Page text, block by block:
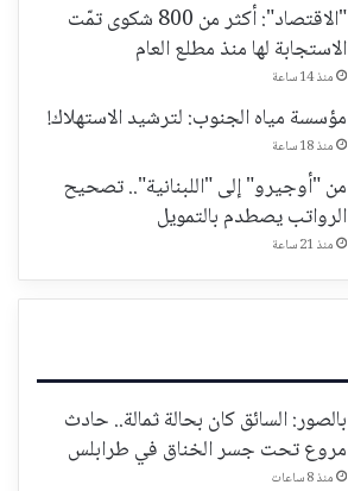
"الاقتصاد": أكثر من 800 شكوى تمّت
الاستجابة لها منذ مطلع العام
منذ 14 ساعة
مؤسسة مياه الجنوب: لترشيد الاستهلاك!
منذ 18 ساعة
من "أوجيرو" إلى "اللبنانية".. تصحيح
الرواتب يصطدم بالتمويل
منذ 21 ساعة
بالصور: السائق كان بحالة ثمالة.. حادث
مروع تحت جسر الخناق في طرابلس
منذ 8 ساعات